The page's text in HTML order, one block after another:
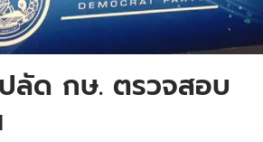
ลัด กษ. ตรวจสอบ